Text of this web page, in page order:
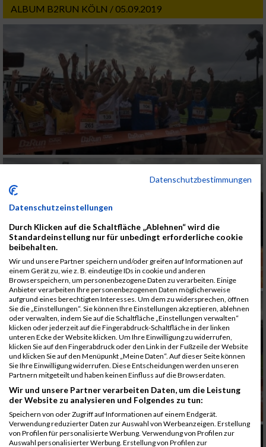
ALBUM B2RUN KÖLN / 05.09.2019
Datenschutzbestimmungen
Datenschutzeinstellungen
Durch Klicken auf die Schaltfläche „Ablehnen“ wird die
Standardeinstellung nur für unbedingt erforderliche cookie
beibehalten.
Wir und unsere Partner speichern und/oder greifen auf Informationen auf
einem Gerät zu, wie z. B. eindeutige IDs in cookie und anderen
Browserspeichern, um personenbezogene Daten zu verarbeiten. Einige
Anbieter verarbeiten Ihre personenbezogenen Daten möglicherweise
aufgrund eines berechtigten Interesses. Um dem zu widersprechen, öffnen
Sie die „Einstellungen“. Sie können Ihre Einstellungen akzeptieren, ablehnen
oder verwalten, indem Sie auf die Schaltfläche „Einstellungen verwalten“
klicken oder jederzeit auf die Fingerabdruck-Schaltfläche in der linken
unteren Ecke der Website klicken. Um Ihre Einwilligung zu widerrufen,
klicken Sie auf den Fingerabdruck oder den Link in der Fußzeile der Website
und klicken Sie auf den Menüpunkt „Meine Daten“. Auf dieser Seite können
Sie Ihre Einwilligung widerrufen. Diese Entscheidungen werden unseren
Partnern mitgeteilt und haben keinen Einfluss auf die Browserdaten.
Wir und unsere Partner verarbeiten Daten, um die Leistung
der Website zu analysieren und Folgendes zu tun:
Speichern von oder Zugriff auf Informationen auf einem Endgerät.
Verwendung reduzierter Daten zur Auswahl von Werbeanzeigen. Erstellung
von Profilen für personalisierte Werbung. Verwendung von Profilen zur
Auswahl personalisierter Werbung. Erstellung von Profilen zur